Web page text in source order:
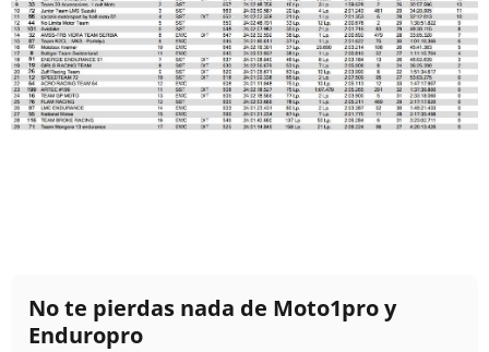
No te pierdas nada de Moto1pro y
Enduropro